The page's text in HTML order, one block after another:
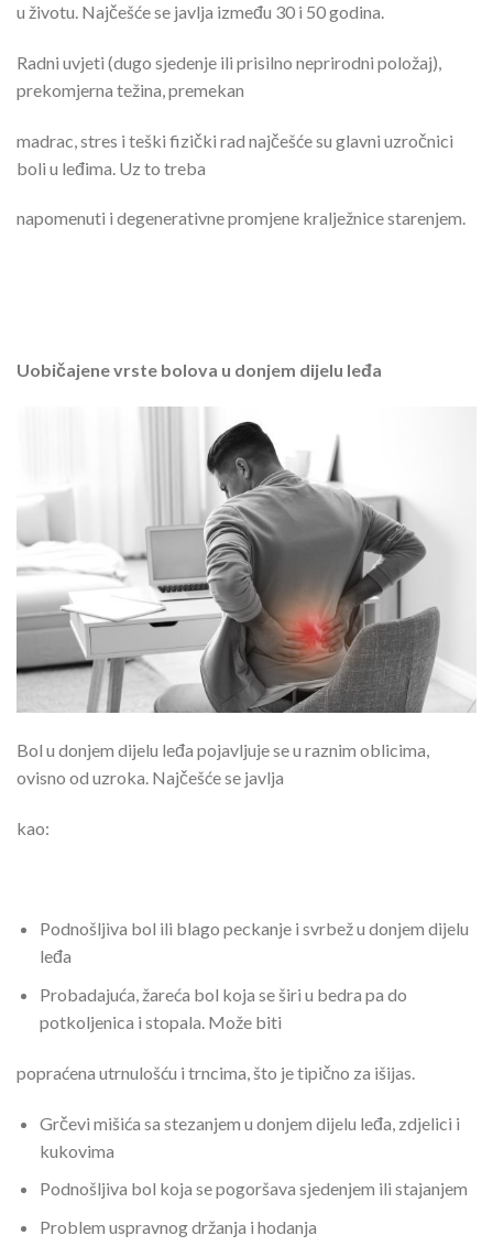
u životu. Najčešće se javlja između 30 i 50 godina.
Radni uvjeti (dugo sjedenje ili prisilno neprirodni položaj),
prekomjerna težina, premekan
madrac, stres i teški fizički rad najčešće su glavni uzročnici
boli u leđima. Uz to treba
napomenuti i degenerativne promjene kralježnice starenjem.
Uobičajene vrste bolova u donjem dijelu leđa
Bol u donjem dijelu leđa pojavljuje se u raznim oblicima,
ovisno od uzroka. Najčešće se javlja
kao:
Podnošljiva bol ili blago peckanje i svrbež u donjem dijelu
leđa
Probadajuća, žareća bol koja se širi u bedra pa do
potkoljenica i stopala. Može biti
popraćena utrnulošću i trncima, što je tipično za išijas.
Grčevi mišića sa stezanjem u donjem dijelu leđa, zdjelici i
kukovima
Podnošljiva bol koja se pogoršava sjedenjem ili stajanjem
Problem uspravnog držanja i hodanja